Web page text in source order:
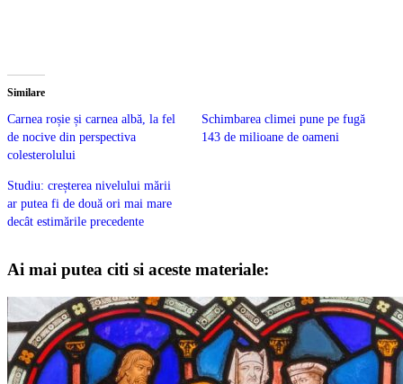
Similare
Carnea roșie și carnea albă, la fel
de nocive din perspectiva
colesterolului
Schimbarea climei pune pe fugă
143 de milioane de oameni
Studiu: creșterea nivelului mării
ar putea fi de două ori mai mare
decât estimările precedente
Ai mai putea citi si aceste materiale: